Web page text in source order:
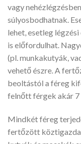
vagy
súlyosbodhatnak.
lehet, esetleg
is előfordulhat.
(pl. munkakutyák,
vehető észre. A
beoltástól a féreg
felnőtt férgek akár 7
Mindkét féreg
fertőzött köztigazda